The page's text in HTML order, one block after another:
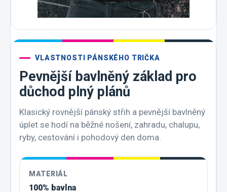
VLASTNOSTI PÁNSKÉHO TRIČKA
Pevnější bavlněný základ pro
důchod plný plánů
Klasický rovnější pánský střih a pevnější bavlněný
úplet se hodí na běžné nošení, zahradu, chalupu,
ryby, cestování i pohodový den doma.
MATERIÁL
100% bavlna